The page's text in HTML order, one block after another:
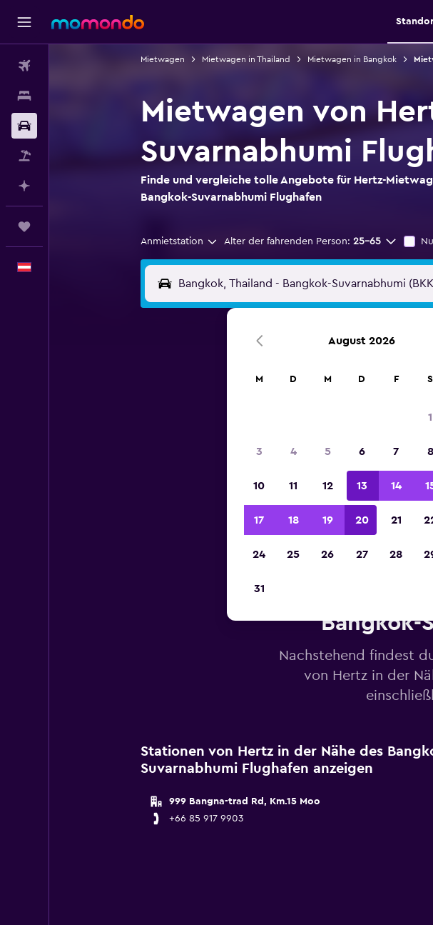
Mietwagen Mietwagen in Thailand Mietwagen in Bangkok
Mietwagen von
Suvarnabhumi
Finde und vergleiche tolle Angebote für Hertz-
Bangkok-Suvarnabhumi Flughafen
Anmietstation Alter der fahrenden Person: 25-65
Bangkok-
Nachstehend findest
von Hertz in der
Stationen von Hertz in der Nähe des
Suvarnabhumi Flughafen anzeigen
999 Bangna-trad Rd, Km.15 Moo
+66 85 917 9903
August 2026
M D M D F S
1
3 4 5 6 7 8
10 11 12 13 14
17 18 19 20 21
24 25 26 27 28
31